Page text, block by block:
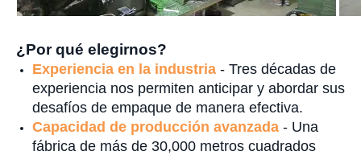
¿Por qué elegirnos?
Experiencia en la industria - Tres décadas de
experiencia nos permiten anticipar y abordar sus
desafíos de empaque de manera efectiva.
Capacidad de producción avanzada - Una
fábrica de más de 30,000 metros cuadrados